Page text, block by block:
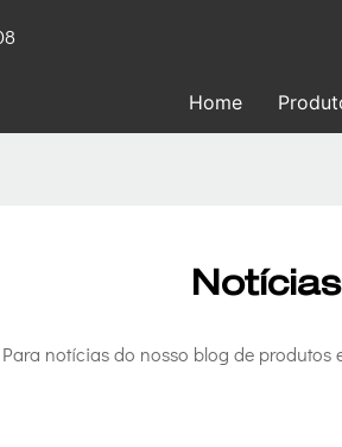
Home
Notícias
Para notícias do nosso blog de produtos